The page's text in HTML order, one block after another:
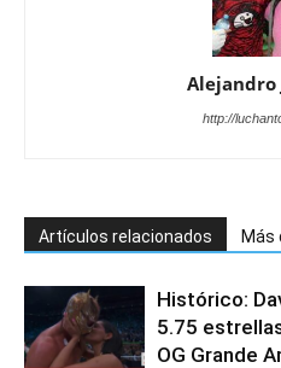
Alejandro
http://
Artículos relacionados Más
Histórico:
5.75
OG Grande